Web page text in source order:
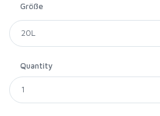
Größe
Quantity